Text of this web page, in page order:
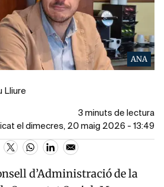
ANA
Lliure
3 minuts de lectura
el dimecres, 20 maig 2026 - 13:49
d’Administració de la